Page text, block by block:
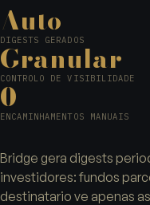
Auto
DIGESTS GERADOS
Granular
CONTROLO DE VISIBILIDADE
0
ENCAMINHAMENTOS MANUAIS
Bridge gera digests
investidores: fundos
destinatario ve apenas